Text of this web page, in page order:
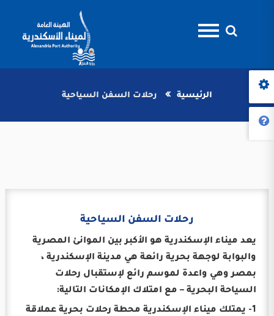
الرئيسية رحلات السفن السياحية
رحلات السفن السياحية
يعد ميناء الإسكندرية هو الأكبر بين الموانئ المصرية
والبوابة لوجهة بحرية رائعة هي مدينة الإسكندرية ،
بمصر وهي واعدة لموسم رائع لإستقبال رحلات
السياحة البحرية – مع امتلاك الإمكانات التالية:
1- يمتلك ميناء الإسكندرية محطة رحلات بحرية عملاقة